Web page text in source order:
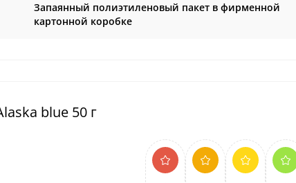
Запаянный полиэтиленовый пакет в фирменной
картонной коробке
blue 50 г